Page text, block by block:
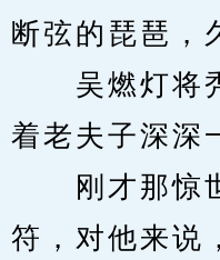
断弦的琵琶，
吴燃灯将秃
着老夫子深深
刚才那惊世
符，对他来说